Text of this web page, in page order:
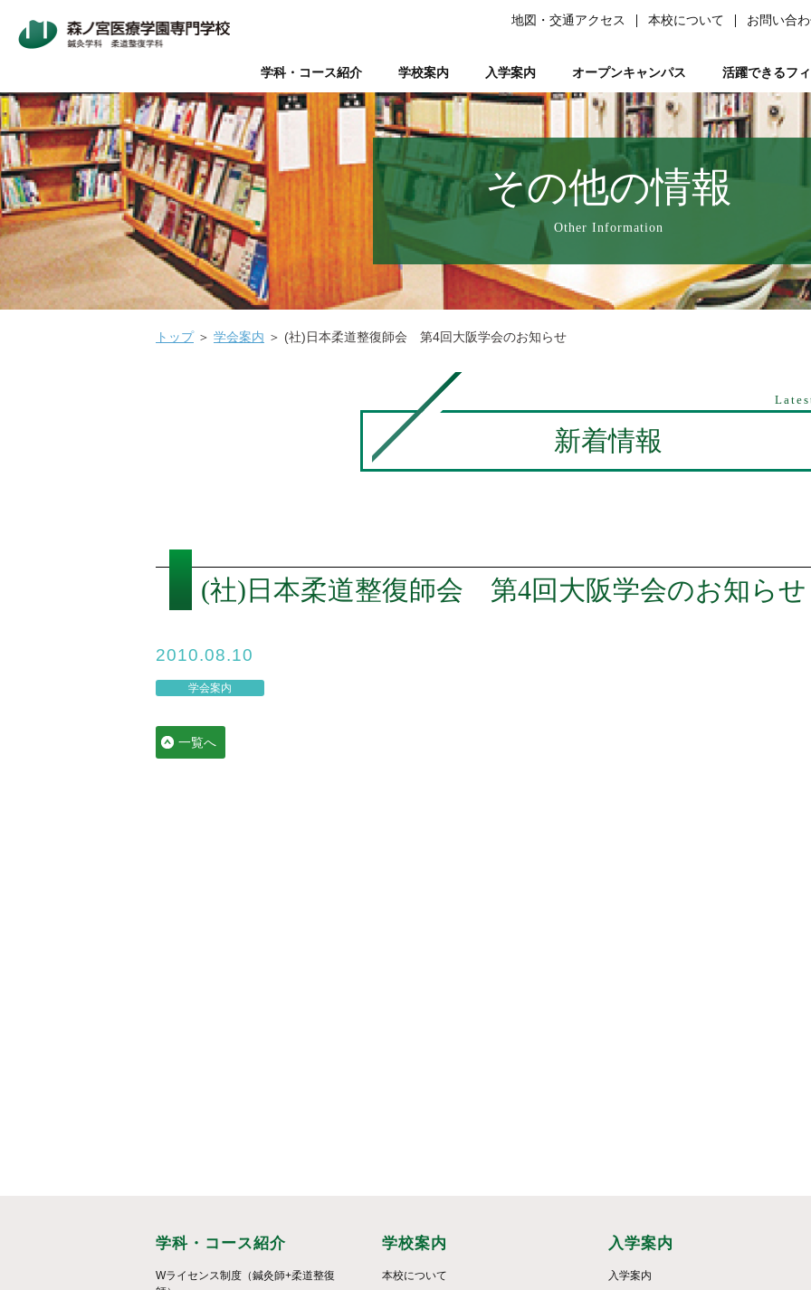
地図・交通アクセス 本校について お問い合
学科・コース紹介
Wライセンス制度（鍼灸師+柔道整復師） 鍼灸学科 柔道整復学科 柔整トレーナ
学校案内
本校について 『臨床の森ノ宮』と呼ばれる理由 校長あいさつ 鍼灸学科 講師紹
データで見る森ノ宮 動画で知る森ノ宮 森ノ宮の医療×スポーツ スポーツ臨床セ
医療の総合学園 【森ノ宮医療学園】のご紹介 はりきゅう
入学案内
入学案内 AO入試 スポーツ特別AO入試 柔道特別AO入試 公募推薦入試
社会人推薦入試 医療人入試 在校生・卒業生入試 学費・奨学金
オープンキャンパス
オープンキャンパス 平日ミニオープンキャンパス AO入試対策講座
活躍できるフ
鍼灸師とは 美容鍼とは 柔道整復師とは スポーツトレーナーとは 柔道
柔道整復師と理学療法士の違い 女性必見！一緒にめざそモリジョ。
在校生・卒業生の声 学生サポート 学習サポート【学びを支える】 国試サポー
キャリアサポート【就職・開業を支える】 卒業後のサポート【卒業後の活躍を支える】
学生のための保育園【みどりの風保育園】
Wライセンス制度 パーソナルトレーナー資格取得講座 アロマコーディネーター資格取
新着情報 Q&A（よくある質問） 研究活動 フリー冊子【ここ＋から(PLUS)】
情報の公表 関係団体ページ お問い合わせ
その他の情報
Other Information
トップ＞ 学会案内 ＞ (社)日本柔道整復師会 第4回大阪学会のお知らせ
新着情報
(社)日本柔道整復師会 第4回大阪学会のお知らせ
2010.08.10
学会案内
一覧へ
学科・コース紹介
Wライセンス制度（鍼灸師+柔道整復
学校案内
本校について
入学案内
入学案内